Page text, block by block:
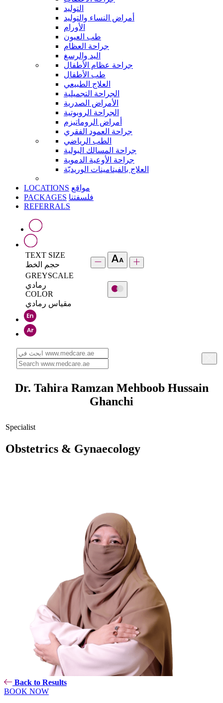
التوليد
أمراض النساء والتوليد
الأورام
طب العيون
جراحة العظام
اليد والرسغ
جراحة عظام الأطفال
طب الأطفال
العلاج الطبيعي
الجراحة التجميلية
الأمراض الصدرية
الجراحة الروبوتية
أمراض الروماتيزم
جراحة العمود الفقري
الطب الرياضي
جراحة المسالك البولية
جراحة الأوعية الدموية
العلاج بالفيتامينات الوريديّة
LOCATIONS مواقع
PACKAGES فلسفتنا
REFERRALS
TEXT SIZE
حجم الخط
GREYSCALE
رمادي
COLOR
مقياس رمادي
Dr. Tahira Ramzan Mehboob Hussain
Ghanchi
Specialist
Obstetrics & Gynaecology
Back to Results
BOOK NOW